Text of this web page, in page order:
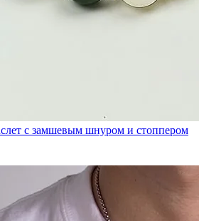
с замшевым шнуром и стоппером